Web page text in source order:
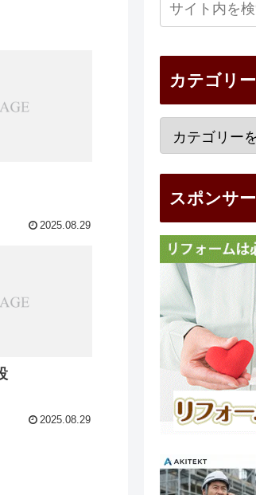
2025.08.29
2025.08.29
カテゴリー
スポンサー